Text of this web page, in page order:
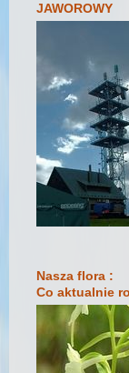
JAWOROWY
Nasza flora :
Co aktualnie